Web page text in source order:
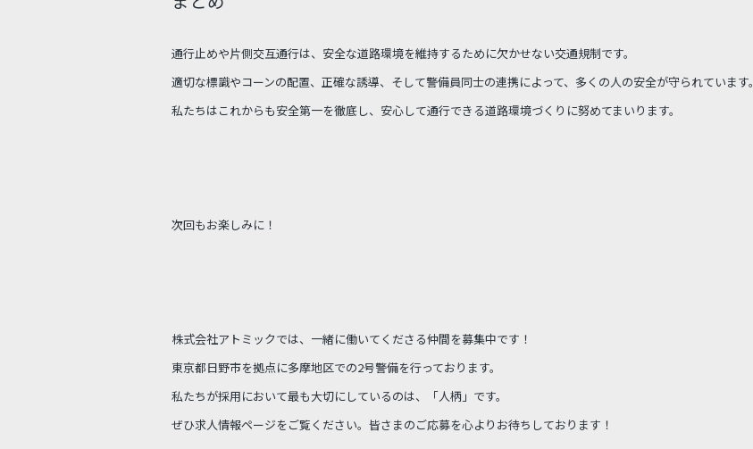
通行止めや片側交互通行は、安全な道路環境を維持するために欠かせない交通規制です。
適切な標識やコーンの配置、正確な誘導、そして警備員同士の連携によって、多くの人の安全が守られています。
私たちはこれからも安全第一を徹底し、安心して通行できる道路環境づくりに努めてまいります。
次回もお楽しみに！
株式会社アトミックでは、一緒に働いてくださる仲間を募集中です！
東京都日野市を拠点に多摩地区での2号警備を行っております。
私たちが採用において最も大切にしているのは、「人柄」です。
ぜひ求人情報ページをご覧ください。皆さまのご応募を心よりお待ちしております！